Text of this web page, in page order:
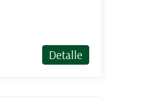
Detalle